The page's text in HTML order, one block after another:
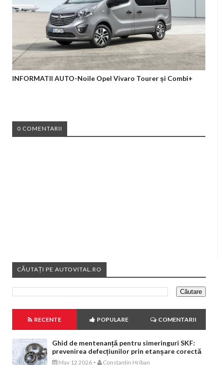
INFORMATII AUTO-Noile Opel Vivaro Tourer și Combi+
0 COMENTARII
CĂUTAȚI PE AUTOVITAL.RO
RECENTE POPULARE COMENTARII
Ghid de mentenanță pentru simeringuri SKF:
prevenirea defecțiunilor prin etanșare corectă
May 12 2026 - Constantin Hriban